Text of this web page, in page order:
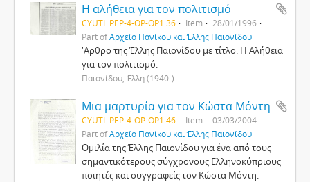
Η αλήθεια για τον πολιτισμό
CYUTL PEP-4-OP-OP1.36 Item
28/01/1996
Part ofΑρχείο Πανίκου και Έλλης Παιονίδου
'Αρθρο της Έλλης Παιονίδου με τίτλο: Η Αλήθεια
για τον πολιτισμό.
Παιονίδου, Έλλη (1940-)
Μια μαρτυρία για τον Κώστα Μόντη
CYUTL PEP-4-OP-OP1.46 Item
03/03/2004
Part ofΑρχείο Πανίκου και Έλλης Παιονίδου
Ομιλία της Έλλης Παιονίδου για ένα από τους
σημαντικότερους σύγχρονους Ελληνοκύπριους
ποιητές και συγγραφείς τον Κώστα Μόντη.